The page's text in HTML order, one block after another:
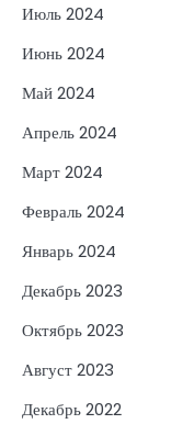
Июль 2024
Июнь 2024
Май 2024
Апрель 2024
Март 2024
Февраль 2024
Январь 2024
Декабрь 2023
Октябрь 2023
Август 2023
Декабрь 2022